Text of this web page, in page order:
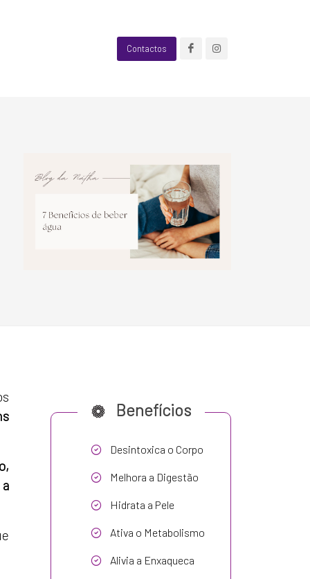
Contactos
Benefícios
Desintoxica o Corpo
Melhora a Digestão
Hidrata a Pele
Ativa o Metabolismo
Alivia a Enxaqueca